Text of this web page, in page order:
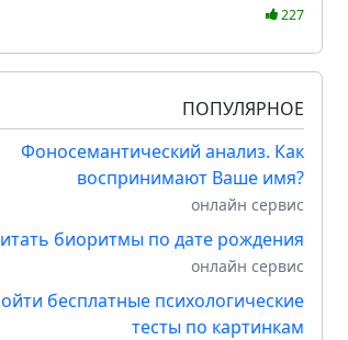
227
ПОПУЛЯРНОЕ
Фоносемантический анализ. Как
воспринимают Ваше имя?
онлайн сервис
биоритмы по дате рождения
онлайн сервис
бесплатные психологические
тесты по картинкам